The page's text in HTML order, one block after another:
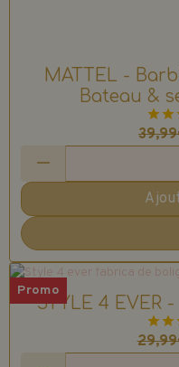
MATTEL -
Bateau &
Promo
STYLE 4 EVER